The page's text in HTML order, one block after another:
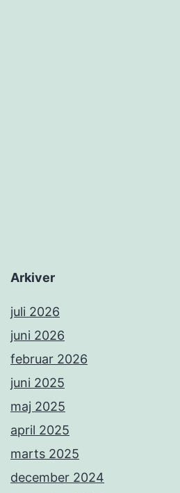
Arkiver
juli 2026
juni 2026
februar 2026
juni 2025
maj 2025
april 2025
marts 2025
december 2024